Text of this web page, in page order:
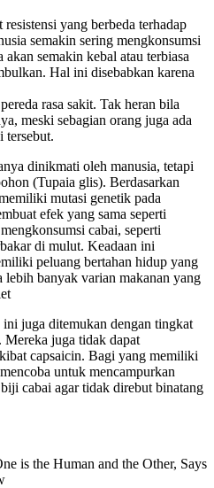
yang berbeda terhadap
semakin sering mengkonsumsi
semakin kebal atau terbiasa
Hal ini disebabkan karena
rasa sakit. Tak heran bila
meski sebagian orang juga ada
tersebut.
dinikmati oleh manusia, tetapi
(Tupaia glis). Berdasarkan
mutasi genetik pada
efek yang sama seperti
cabai, seperti
di mulut. Keadaan ini
peluang bertahan hidup yang
lebih banyak varian makanan yang
ini juga ditemukan dengan tingkat
Mereka juga tidak dapat
capsaicin. Bagi yang memiliki
untuk mencampurkan
cabai agar tidak direbut binatang
is the Human and the Other, Says